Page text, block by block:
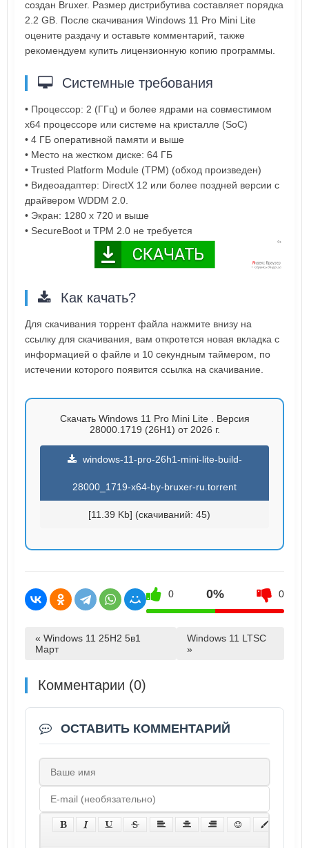
создан Bruxer. Размер дистрибутива составляет порядка
2.2 GB. После скачивания Windows 11 Pro Mini Lite
оцените раздачу и оставьте комментарий, также
рекомендуем купить лицензионную копию программы.
Системные требования
• Процессор: 2 (ГГц) и более ядрами на совместимом
x64 процессоре или системе на кристалле (SoC)
• 4 ГБ оперативной памяти и выше
• Место на жестком диске: 64 ГБ
• Trusted Platform Module (TPM) (обход произведен)
• Видеоадаптер: DirectX 12 или более поздней версии с
драйвером WDDM 2.0.
• Экран: 1280 x 720 и выше
• SecureBoot и TPM 2.0 не требуется
Как качать?
Для скачивания торрент файла нажмите внизу на
ссылку для скачивания, вам откротется новая вкладка с
информацией о файле и 10 секундным таймером, по
истечении которого появится ссылка на скачивание.
Скачать Windows 11 Pro Mini Lite . Версия
28000.1719 (26H1) от 2026 г.
windows-11-pro-26h1-mini-lite-build-
28000_1719-x64-by-bruxer-ru.torrent
[11.39 Kb] (cкачиваний: 45)
0 0% 0
« Windows 11 25H2 5в1
Март
Windows 11 LTSC
»
Комментарии (0)
ОСТАВИТЬ КОММЕНТАРИЙ